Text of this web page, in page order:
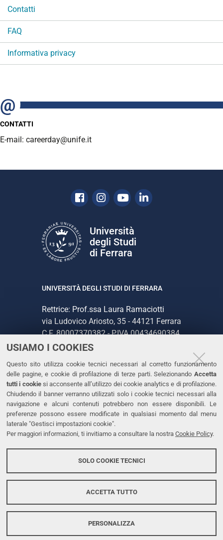
USIAMO I COOKIES
Questo sito utilizza cookie tecnici necessari al corretto funzionamento
delle pagine, e cookie di profilazione di terze parti. Selezionando Accetta
tutti i cookiesi acconsente all’utilizzo dei cookie analytics e di profilazione.
Chiudendo il banner verranno utilizzati solo i cookie tecnici necessari alla
navigazione e alcuni contenuti potrebbero non essere disponibili. Le
preferenze possono essere modificate in qualsiasi momento dal menu
laterale "Gestisci impostazioni cookie".
Per maggiori informazioni, ti invitiamo a consultare la nostra Cookie Policy.
SOLO COOKIE TECNICI
ACCETTA TUTTO
PERSONALIZZA
Contatti
FAQ
Informativa privacy
CONTATTI
E-mail: careerday@unife.it
Facebook
Instagram
YoutubeLinkedin
Università
degli Studi
di Ferrara
UNIVERSITÀ DEGLI STUDI DI FERRARA
Rettrice: Prof.ssa Laura Ramaciotti
via Ludovico Ariosto, 35 - 44121 Ferrara
C.F. 80007370382 - P.IVA 00434690384
CONTATTI
Tel. +39 0532 293111
Fax. +39 0532 293031
PEC
LINKS
Accessibilità
Protezione dati personali